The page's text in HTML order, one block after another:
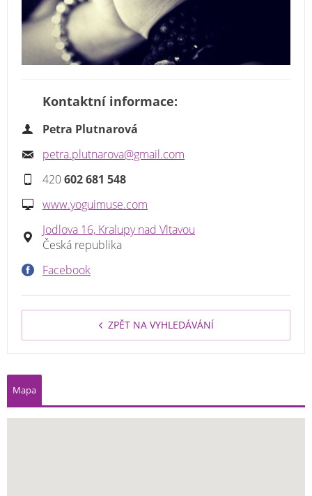
Kontaktní informace:
Petra Plutnarová
petra.plutnarova@gmail.com
420602 681 548
www.yoguimuse.com
Jodlova 16, Kralupy nad Vltavou
Česká republika
Facebook
ZPĚT NA VYHLEDÁVÁNÍ
Mapa